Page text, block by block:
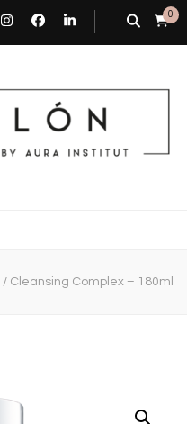
0
/ Cleansing Complex – 180ml